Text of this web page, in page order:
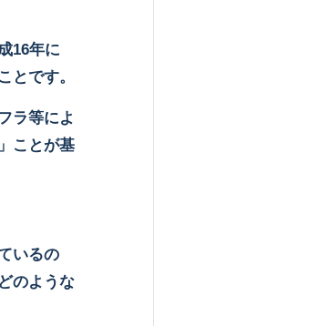
16年に
とです。
ラ等によ
ことが基
いるの
のような